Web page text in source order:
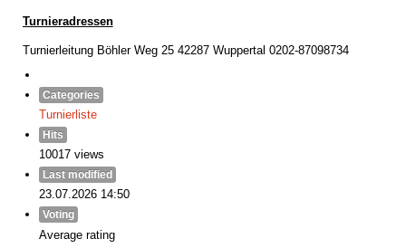
Turnieradressen
Turnierleitung Böhler Weg 25 42287 Wuppertal 0202-87098734
Categories
Turnierliste
Hits
10017 views
Last modified
23.07.2026 14:50
Voting
Average rating